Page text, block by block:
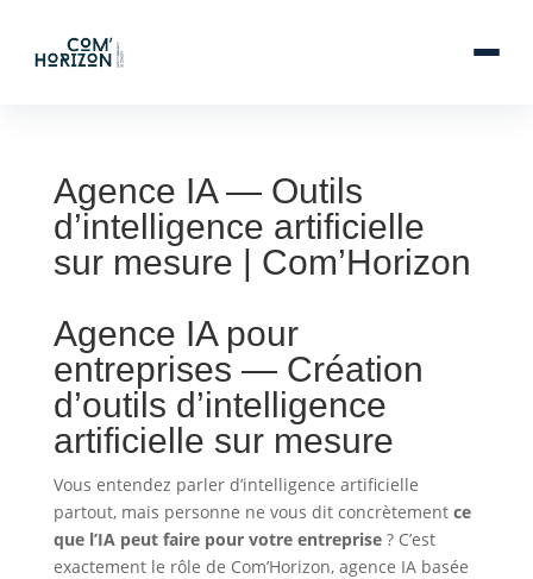
Agence IA — Outils
d’intelligence artificielle
sur mesure | Com’Horizon
Agence IA pour
entreprises — Création
d’outils d’intelligence
artificielle sur mesure
Vous entendez parler d’intelligence artificielle
partout, mais personne ne vous dit concrètement ce
que l’IA peut faire pour votre entreprise? C’est
exactement le rôle de Com’Horizon, agence IA basée